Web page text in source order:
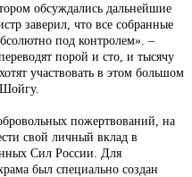
обсуждались дальнейшие
заверил, что все собранные
под контролем». –
порой и сто, и тысячу
участвовать в этом большом
пожертвований, на
свой личный вклад в
Сил России. Для
был специально создан